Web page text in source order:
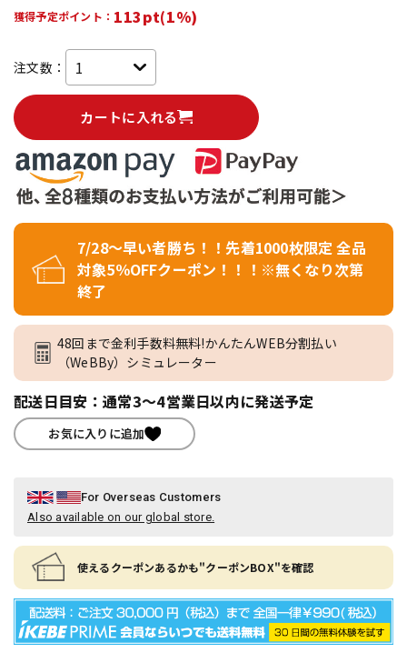
獲得予定ポイント： 113pt(1%)
注文数：
カートに入れる
7/28～早い者勝ち！！先着1000枚限定 全品
対象5％OFFクーポン！！！※無くなり次第
終了
48回まで金利手数料無料!かんたんWEB分割払い
（WeBBy）シミュレーター
配送日目安：通常3～4営業日以内に発送予定
お気に入りに追加
For Overseas Customers
Also available on our global store.
使えるクーポンあるかも"クーポンBOX"を確認